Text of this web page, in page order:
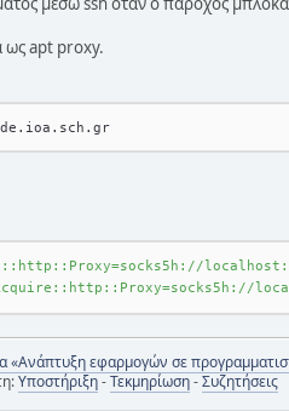
ως apt proxy.
«Ανάπτυξη εφαρμογών σε
Υποστήριξη-Τεκμηρίωση-Συζητήσεις